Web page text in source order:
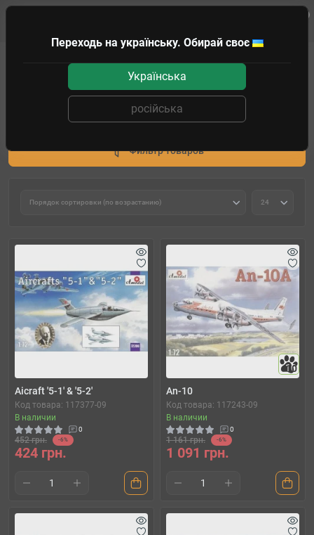
Самолёты
Фильтр товаров
Aicraft '5-1' & '5-2'
Код товара: 117377-09
В наличии
0
452 грн. -6%
424 грн.
10
An-10
Код товара: 117243-09
В наличии
0
1 161 грн. -6%
1 091 грн.
Переходь на українську. Обирай своє
Українська
російська